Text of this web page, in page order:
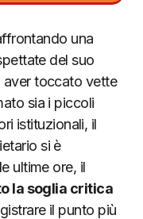
una
del suo
toccato vette
sia i piccoli
istituzionali, il
si è
ultime ore, il
la soglia critica
il punto più